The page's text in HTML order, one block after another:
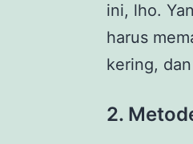
ini, lho.
harus
kering,
2.